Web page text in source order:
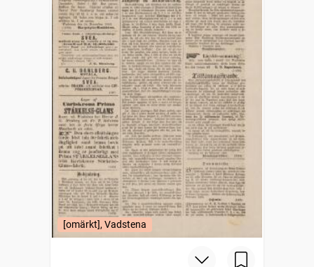
[omärkt], Vadstena